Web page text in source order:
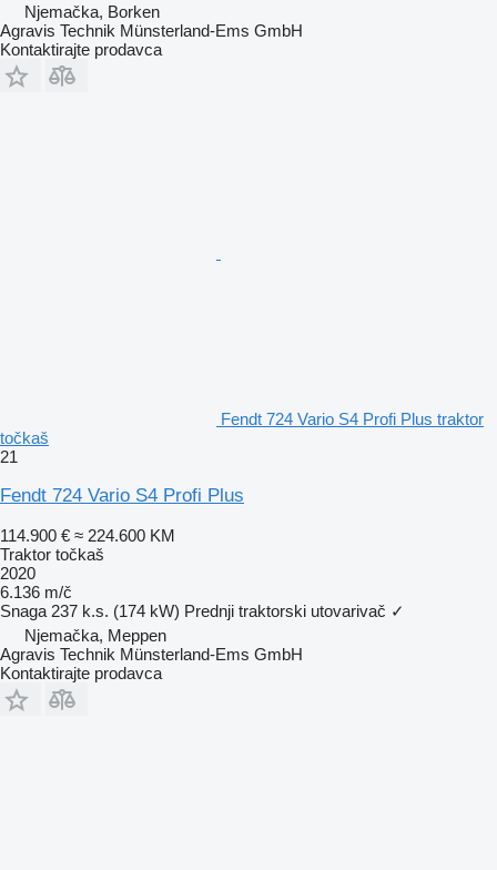
Njemačka, Borken
Agravis Technik Münsterland-Ems GmbH
Kontaktirajte prodavca
Fendt 724 Vario S4 Profi Plus traktor
točkaš
21
Fendt 724 Vario S4 Profi Plus
114.900 € ≈ 224.600 KM
Traktor točkaš
2020
6.136 m/č
Snaga 237 k.s. (174 kW) Prednji traktorski utovarivač ✓
Njemačka, Meppen
Agravis Technik Münsterland-Ems GmbH
Kontaktirajte prodavca